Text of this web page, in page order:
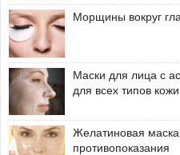
Морщины вокруг
Маски для лица с
для всех типов кожи
Желатиновая
противопоказания